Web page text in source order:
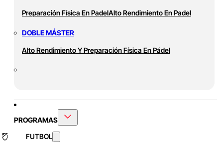
Preparación Física En PadelAlto Rendimiento En Padel
DOBLE MÁSTER
Alto Rendimiento Y Preparación Física En Pádel
PROGRAMAS
FUTBOL